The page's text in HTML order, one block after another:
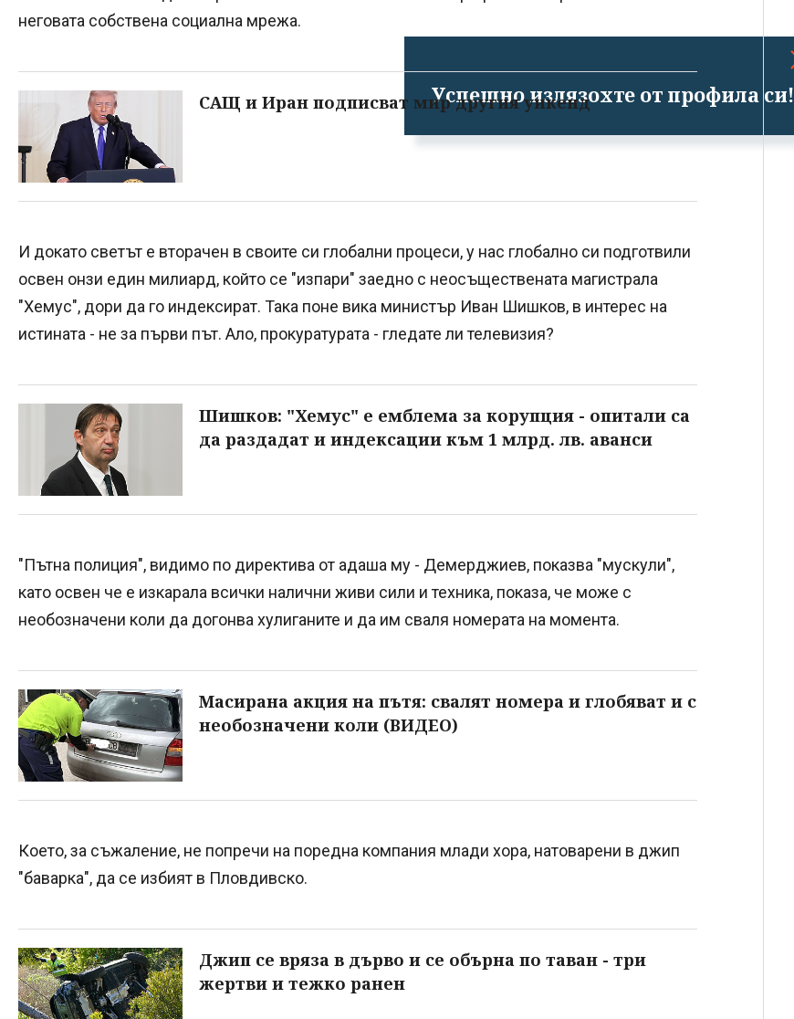
Успешно излязохте от профила си!
неговата собствена социална мрежа.
САЩ и Иран подписват мир другия уикенд
И докато светът е вторачен в своите си глобални процеси, у нас глобално си подготвили
освен онзи един милиард, който се "изпари" заедно с неосъществената магистрала
"Хемус", дори да го индексират. Така поне вика министър Иван Шишков, в интерес на
истината - не за първи път. Ало, прокуратурата - гледате ли телевизия?
Шишков: "Хемус" е емблема за корупция - опитали са
да раздадат и индексации към 1 млрд. лв. аванси
"Пътна полиция", видимо по директива от адаша му - Демерджиев, показва "мускули",
като освен че е изкарала всички налични живи сили и техника, показа, че може с
необозначени коли да догонва хулиганите и да им сваля номерата на момента.
Масирана акция на пътя: свалят номера и глобяват и с
необозначени коли (ВИДЕО)
Което, за съжаление, не попречи на поредна компания млади хора, натоварени в джип
"баварка", да се избият в Пловдивско.
Джип се вряза в дърво и се обърна по таван - три
жертви и тежко ранен